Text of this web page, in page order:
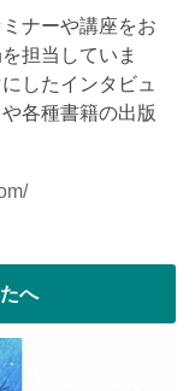
ナーや講座をお
担当していま
したインタビュ
や各種書籍の出版
へ